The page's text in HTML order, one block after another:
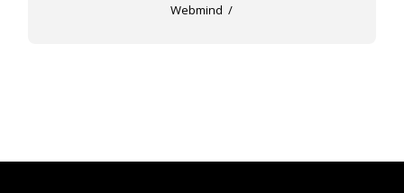
Webmind